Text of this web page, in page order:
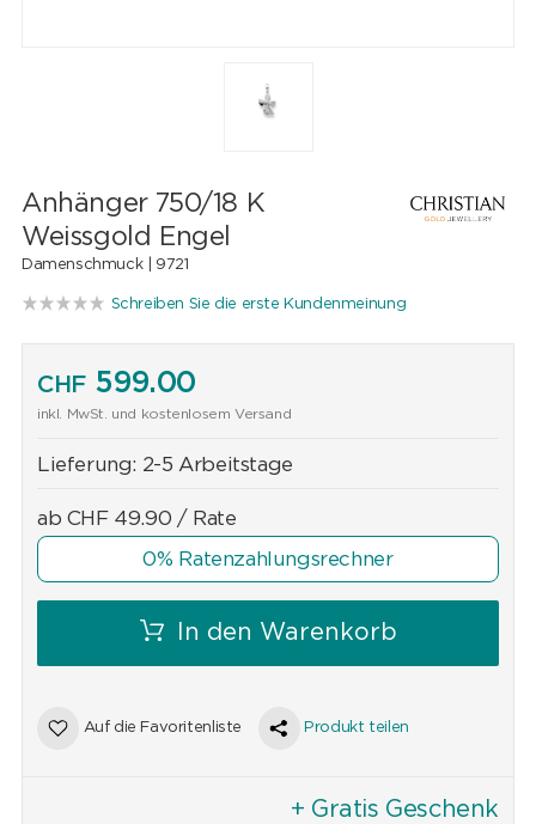
Anhänger 750/18 K
Weissgold Engel
Damenschmuck | 9721
Schreiben Sie die erste Kundenmeinung
CHF599.00
inkl. MwSt. und kostenlosem Versand
Lieferung: 2-5 Arbeitstage
ab CHF 49.90 / Rate
0% Ratenzahlungsrechner
In den Warenkorb
Auf die Favoritenliste Produkt teilen
+ Gratis Geschenk